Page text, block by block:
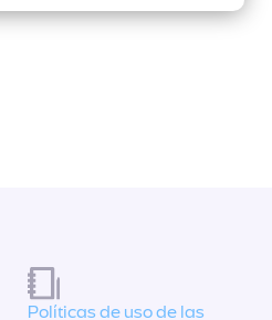
Políticas de uso de las